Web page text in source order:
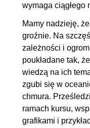
4.8. Serverless
4.9. AWS Lambda
4.10. Czyszczenie
5.
5.1. Wstęp do
5.2. Rodzaje
na przechowywanie
5.3. EBS
wymaga ciągłego
Mamy nadzieję,
groźnie. Na
zależności i
poukładane tak,
wiedzą na ich
zgubi się w
chmura.
ramach kursu,
grafikami i